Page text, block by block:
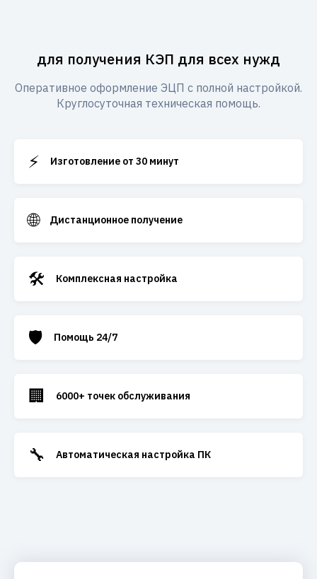
для получения КЭП для всех нужд
Оперативное оформление ЭЦП с полной настройкой.
Круглосуточная техническая помощь.
⚡ Изготовление от 30 минут
🌐 Дистанционное получение
🛠️ Комплексная настройка
🛡️ Помощь 24/7
🏢 6000+ точек обслуживания
🔧 Автоматическая настройка ПК